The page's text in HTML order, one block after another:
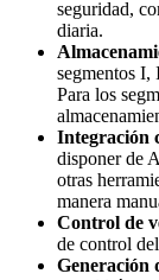
seguridad,
diaria.
segmentos I,
Para los
Integración
disponer de
otras
manera
Control de
de control
Generación